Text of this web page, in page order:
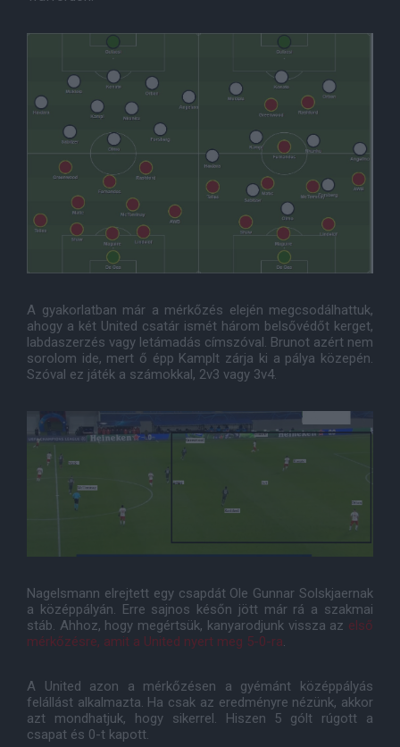
A gyakorlatban már a mérkőzés elején megcsodálhattuk,
ahogy a két United csatár ismét három belsővédőt kerget,
labdaszerzés vagy letámadás címszóval. Brunot azért nem
sorolom ide, mert ő épp Kamplt zárja ki a pálya közepén.
Szóval ez játék a számokkal, 2v3 vagy 3v4.
Nagelsmann elrejtett egy csapdát Ole Gunnar Solskjaernak
a középpályán. Erre sajnos későn jött már rá a szakmai
stáb. Ahhoz, hogy megértsük, kanyarodjunk vissza az első
mérkőzésre, amit a United nyert meg 5-0-ra.
A United azon a mérkőzésen a gyémánt középpályás
felállást alkalmazta. Ha csak az eredményre nézünk, akkor
azt mondhatjuk, hogy sikerrel. Hiszen 5 gólt rúgott a
csapat és 0-t kapott.